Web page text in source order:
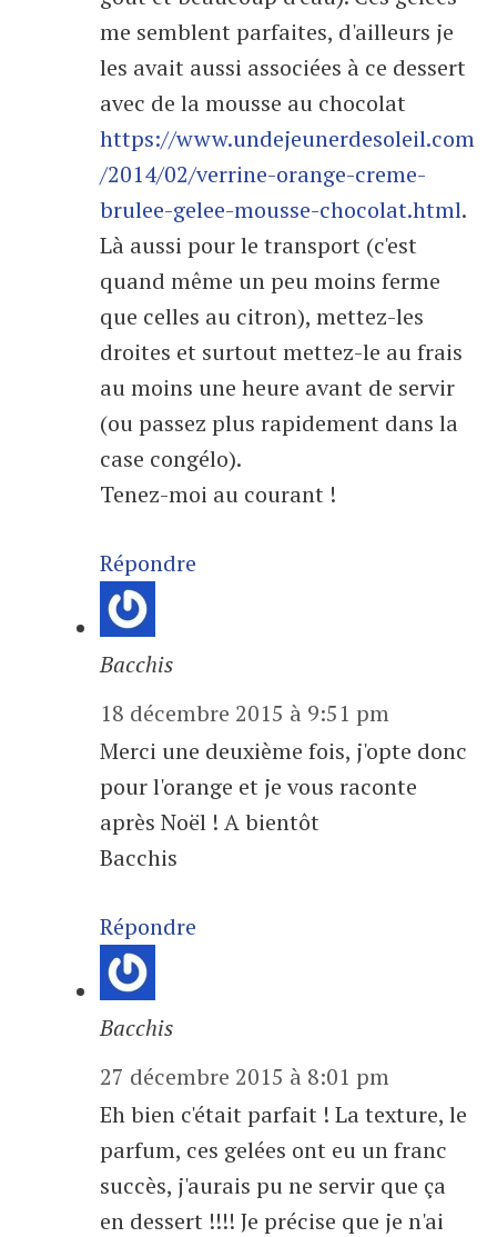
me semblent parfaites, d'ailleurs je
les avait aussi associées à ce dessert
avec de la mousse au chocolat
https://www.undejeunerdesoleil.com
/2014/02/verrine-orange-creme-
brulee-gelee-mousse-chocolat.html.
Là aussi pour le transport (c'est
quand même un peu moins ferme
que celles au citron), mettez-les
droites et surtout mettez-le au frais
au moins une heure avant de servir
(ou passez plus rapidement dans la
case congélo).
Tenez-moi au courant !
Répondre
Bacchis
18 décembre 2015 à 9:51 pm
Merci une deuxième fois, j'opte donc
pour l'orange et je vous raconte
après Noël ! A bientôt
Bacchis
Répondre
Bacchis
27 décembre 2015 à 8:01 pm
Eh bien c'était parfait ! La texture, le
parfum, ces gelées ont eu un franc
succès, j'aurais pu ne servir que ça
en dessert !!!! Je précise que je n'ai